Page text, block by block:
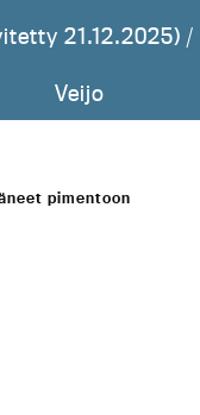
21.12.2025) /
Veijo
pimentoon